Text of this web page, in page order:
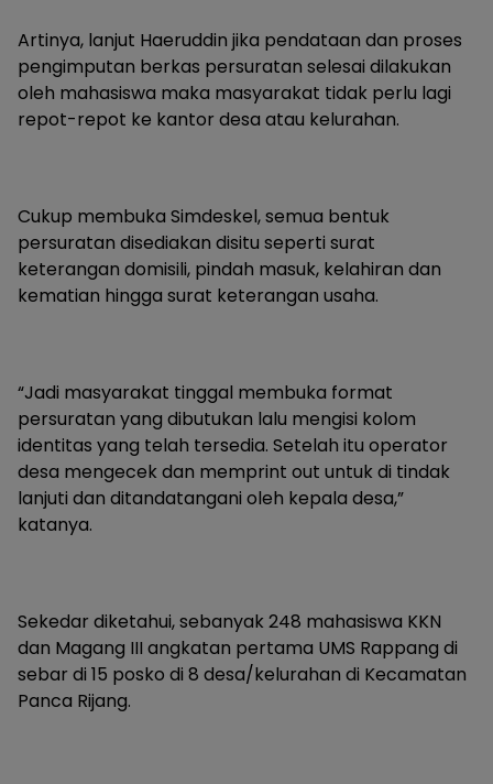
Artinya, lanjut Haeruddin jika pendataan dan proses
pengimputan berkas persuratan selesai dilakukan
oleh mahasiswa maka masyarakat tidak perlu lagi
repot-repot ke kantor desa atau kelurahan.
Cukup membuka Simdeskel, semua bentuk
persuratan disediakan disitu seperti surat
keterangan domisili, pindah masuk, kelahiran dan
kematian hingga surat keterangan usaha.
“Jadi masyarakat tinggal membuka format
persuratan yang dibutukan lalu mengisi kolom
identitas yang telah tersedia. Setelah itu operator
desa mengecek dan memprint out untuk di tindak
lanjuti dan ditandatangani oleh kepala desa,”
katanya.
Sekedar diketahui, sebanyak 248 mahasiswa KKN
dan Magang III angkatan pertama UMS Rappang di
sebar di 15 posko di 8 desa/kelurahan di Kecamatan
Panca Rijang.